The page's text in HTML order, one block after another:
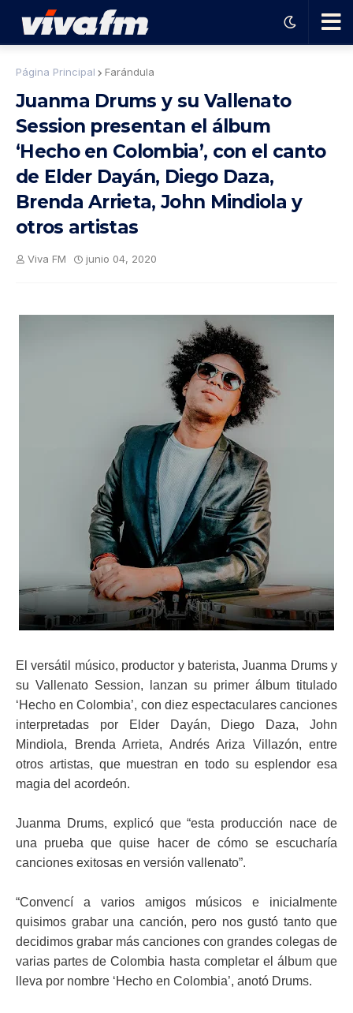
Ha
ble
con
Página Principal Farándula
Juanma Drums y su Vallenato
Session presentan el álbum
‘Hecho en Colombia’, con el canto
de Elder Dayán, Diego Daza,
Brenda Arrieta, John Mindiola y
otros artistas
Viva FM junio 04, 2020
El versátil músico, productor y baterista, Juanma Drums y
su Vallenato Session, lanzan su primer álbum titulado
‘Hecho en Colombia’, con diez espectaculares canciones
interpretadas por Elder Dayán, Diego Daza, John
Mindiola, Brenda Arrieta, Andrés Ariza Villazón, entre
otros artistas, que muestran en todo su esplendor esa
magia del acordeón.
Juanma Drums, explicó que “esta producción nace de
una prueba que quise hacer de cómo se escucharía
canciones exitosas en versión vallenato”.
“Convencí a varios amigos músicos e inicialmente
quisimos grabar una canción, pero nos gustó tanto que
decidimos grabar más canciones con grandes colegas de
varias partes de Colombia hasta completar el álbum que
lleva por nombre ‘Hecho en Colombia’, anotó Drums.